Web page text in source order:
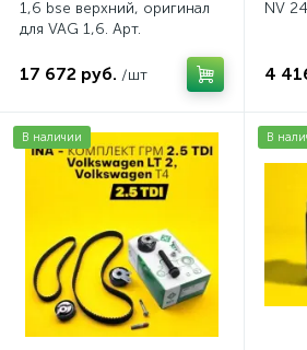
1,6 bse верхний, оригинал
для VAG 1,6. Арт.
17 672 руб. /шт
NV
4
В наличии В